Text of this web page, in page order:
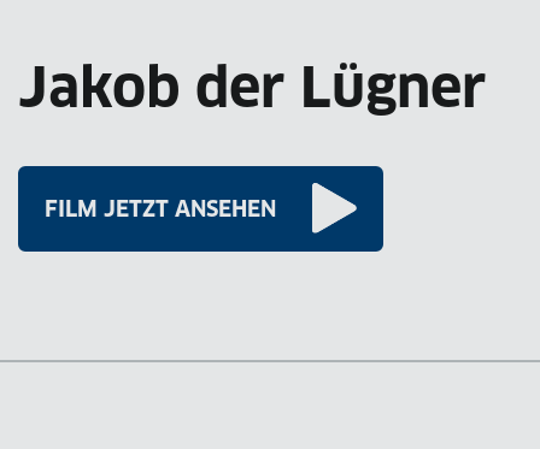
Jakob der Lügner
FILM JETZT ANSEHEN